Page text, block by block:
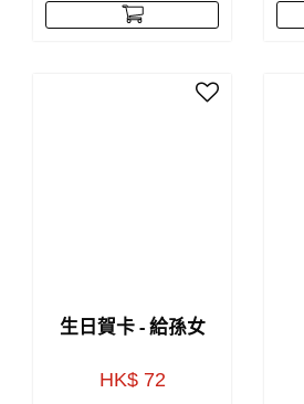
生日賀卡 - 給孫女
HK$ 72